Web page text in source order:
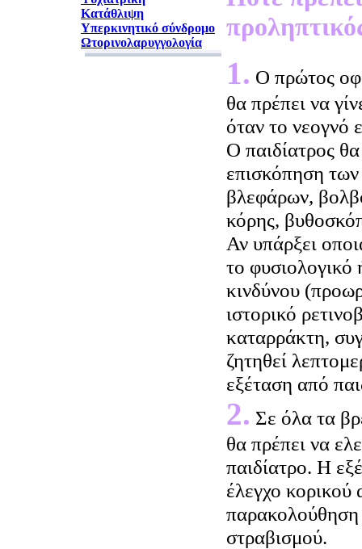
Κατάθλιψη
Υπερκινητικό σύνδρομο
Ωτορινολαρυγγολογία
1. Ο πρώτος
θα πρέπει να
όταν το νεογνό
Ο παιδίατρος
επισκόπηση
βλεφάρων,
κόρης,
Αν υπάρξει
το φυσιολογικό
κινδύνου
ιστορικό
καταρράκτη,
ζητηθεί
εξέταση από
2. Σε όλα τα
θα πρέπει να
παιδίατρο. Η
έλεγχο κορικού
παρακολούθηση
στραβισμού.